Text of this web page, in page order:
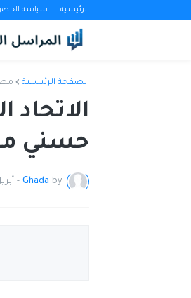
الرئيسية سياسة
الصفحة الرئيسية
الاتحاد
حسني
by
Ghada
- أبريل 07,